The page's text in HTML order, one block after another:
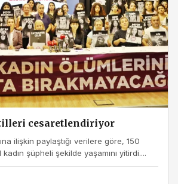
cesaretlendiriyor
ilişkin paylaştığı verilere göre, 150
kadın şüpheli şekilde yaşamını yitirdi....